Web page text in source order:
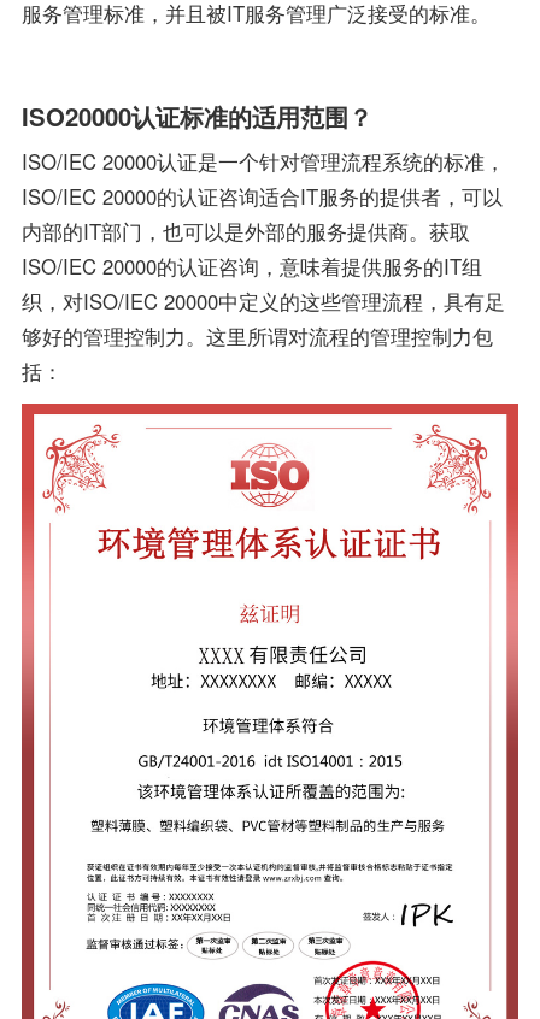
服务管理标准，并且被IT服务管理广泛接受的标准。
ISO20000认证标准的适用范围？
ISO/IEC 20000认证是一个针对管理流程系统的标准，
ISO/IEC 20000的认证咨询适合IT服务的提供者，可以
内部的IT部门，也可以是外部的服务提供商。获取
ISO/IEC 20000的认证咨询，意味着提供服务的IT组
织，对ISO/IEC 20000中定义的这些管理流程，具有足
够好的管理控制力。这里所谓对流程的管理控制力包
括：